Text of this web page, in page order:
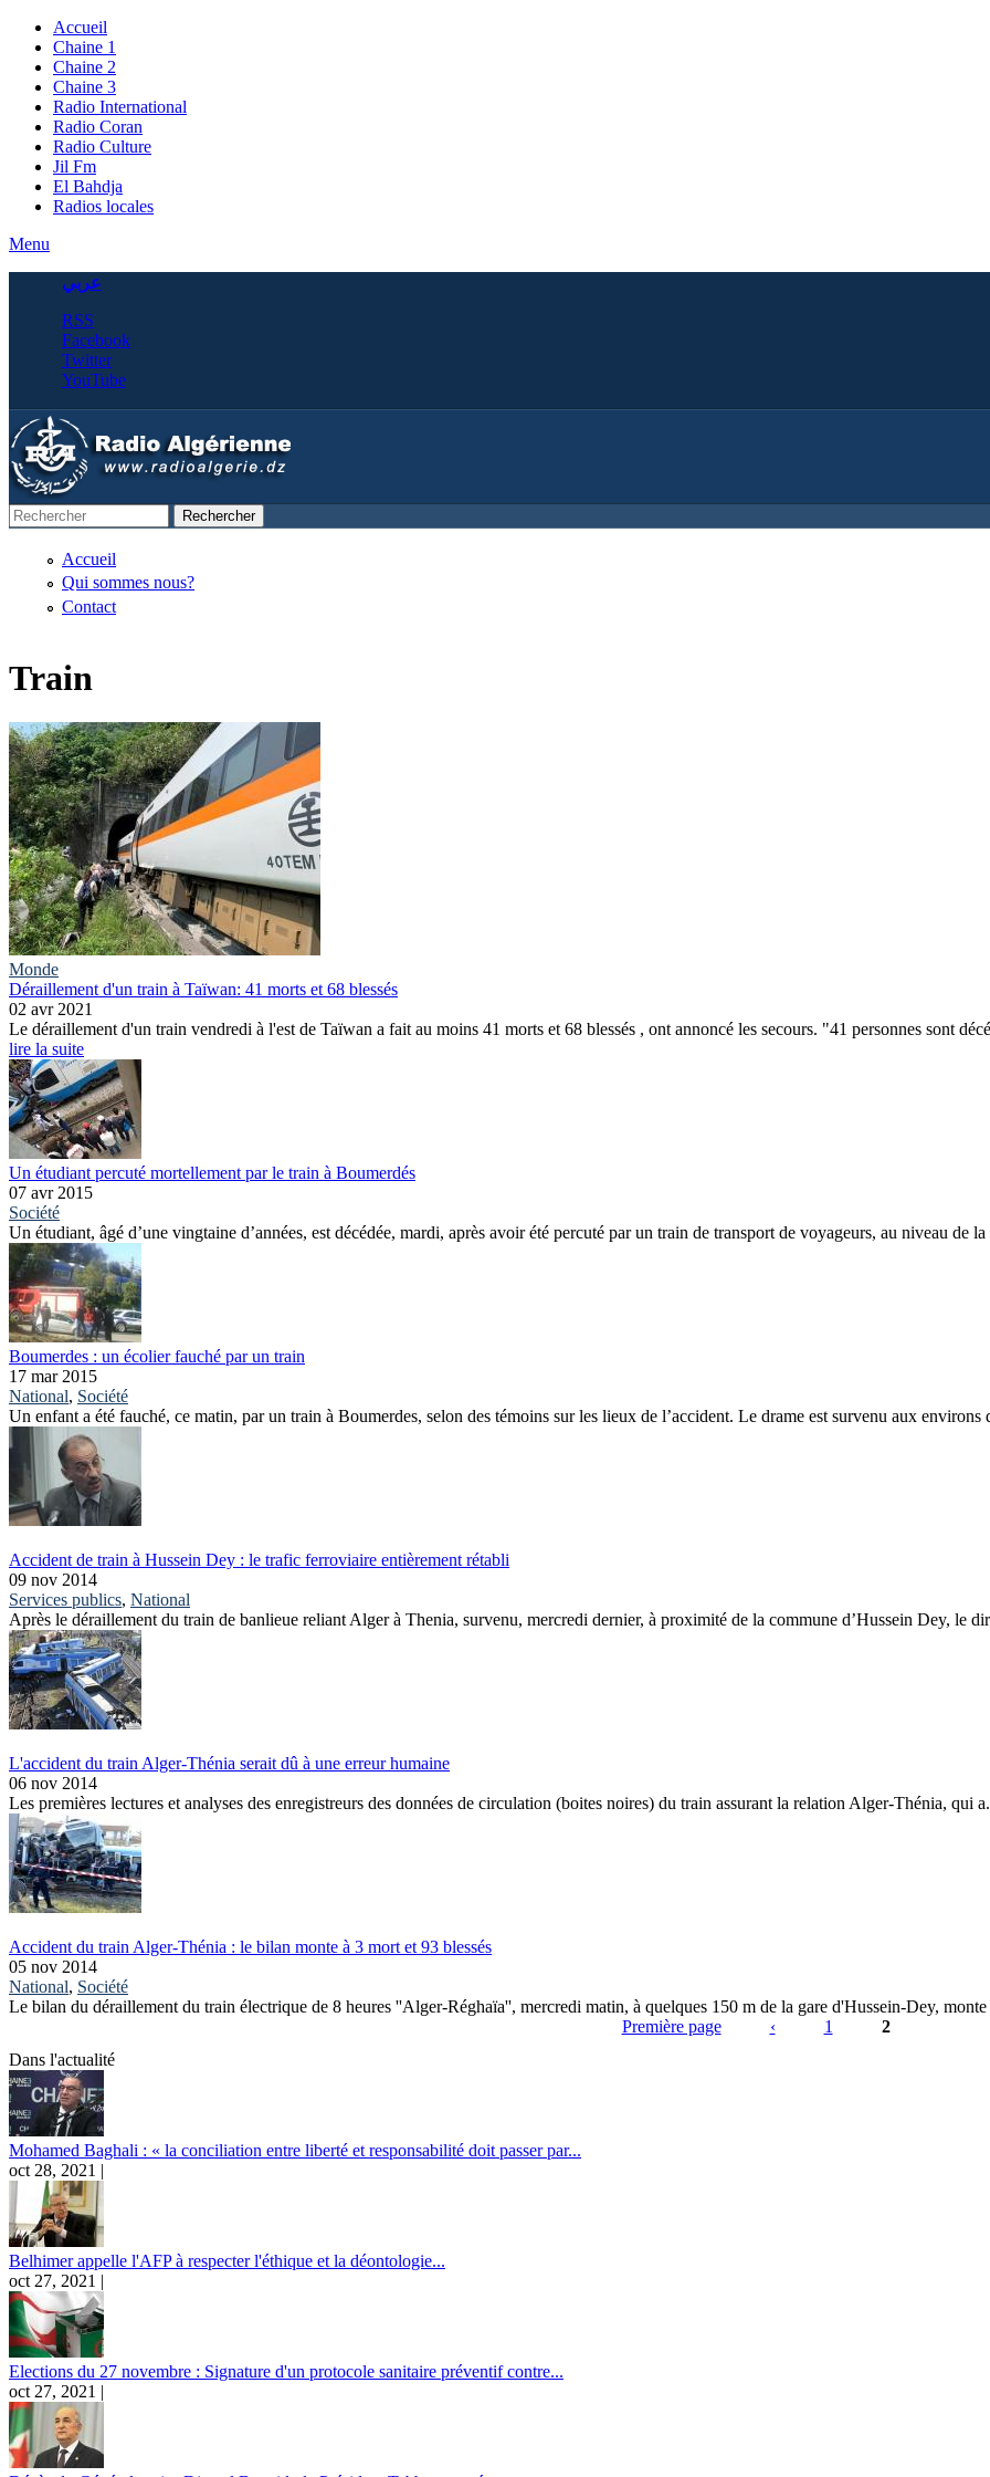
Accueil
Chaine 1
Chaine 2
Chaine 3
Radio International
Radio Coran
Radio Culture
Jil Fm
El Bahdja
Radios locales
Menu
عربي
RSS
Facebook
Twitter
YouTube
Rechercher
Accueil
Qui sommes nous?
Contact
Train
Monde
Déraillement d'un train à Taïwan: 41 morts et 68 blessés
02 avr 2021
Le déraillement d'un train vendredi à l'est de Taïwan a fait au moins 41 morts et 68 blessés , ont annoncé les secours. "41 personnes sont
lire la suite
Un étudiant percuté mortellement par le train à Boumerdés
07 avr 2015
Société
Un étudiant, âgé d’une vingtaine d’années, est décédée, mardi, après avoir été percuté par un train de transport de voyageurs, au niveau de la
Boumerdes : un écolier fauché par un train
17 mar 2015
National, Société
Un enfant a été fauché, ce matin, par un train à Boumerdes, selon des témoins sur les lieux de l’accident. Le drame est survenu aux environs
Accident de train à Hussein Dey : le trafic ferroviaire entièrement rétabli
09 nov 2014
Services publics, National
Après le déraillement du train de banlieue reliant Alger à Thenia, survenu, mercredi dernier, à proximité de la commune d’Hussein Dey, le
L'accident du train Alger-Thénia serait dû à une erreur humaine
06 nov 2014
Les premières lectures et analyses des enregistreurs des données de circulation (boites noires) du train assurant la relation Alger-Thénia, qui
Accident du train Alger-Thénia : le bilan monte à 3 mort et 93 blessés
05 nov 2014
National, Société
Le bilan du déraillement du train électrique de 8 heures ''Alger-Réghaïa'', mercredi matin, à quelques 150 m de la gare d'Hussein-Dey, monte
Pages
Première page ‹ 1
2
Dans l'actualité
Mohamed Baghali : « la conciliation entre liberté et responsabilité doit passer par...
oct 28, 2021 |
Belhimer appelle l'AFP à respecter l'éthique et la déontologie...
oct 27, 2021 |
Elections du 27 novembre : Signature d'un protocole sanitaire préventif contre...
oct 27, 2021 |